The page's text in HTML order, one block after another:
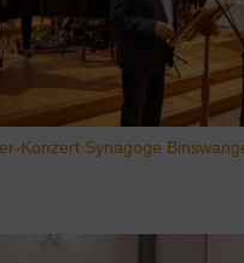
Konzert Synagoge